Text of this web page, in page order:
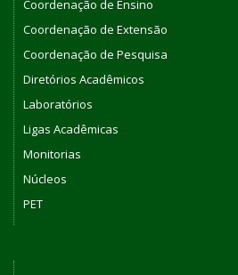
Coordenação de Ensino
Coordenação de Extensão
Coordenação de Pesquisa
Diretórios Acadêmicos
Laboratórios
Ligas Acadêmicas
Monitorias
Núcleos
PET